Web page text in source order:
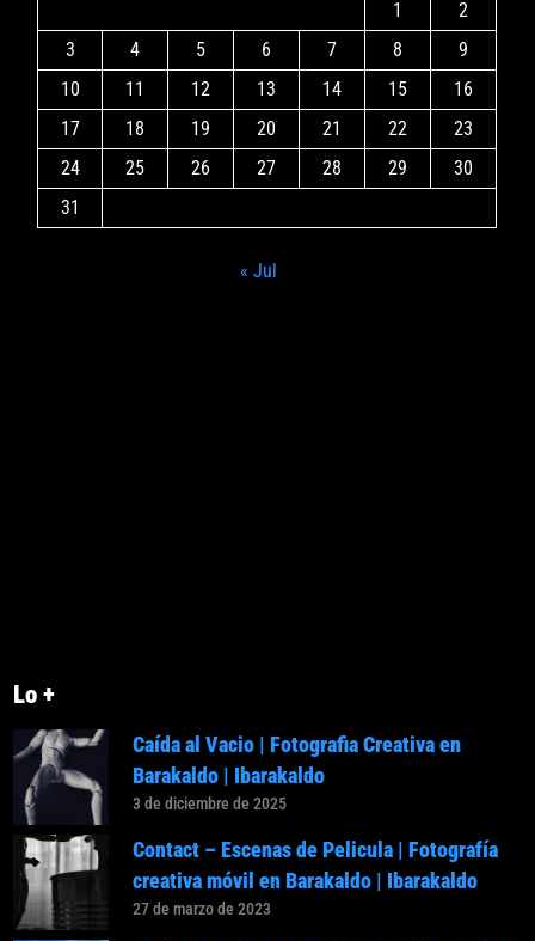
1
2
3
4 5 6 7 8
9
10
11 12 13 14 15
16
17
18 19 20 21 22
23
24
25 26 27 28 29
30
31
« Jul
Lo +
Caída al Vacio | Fotografia Creativa en
Barakaldo | Ibarakaldo
3 de diciembre de 2025
Contact – Escenas de Pelicula | Fotografía
creativa móvil en Barakaldo | Ibarakaldo
27 de marzo de 2023